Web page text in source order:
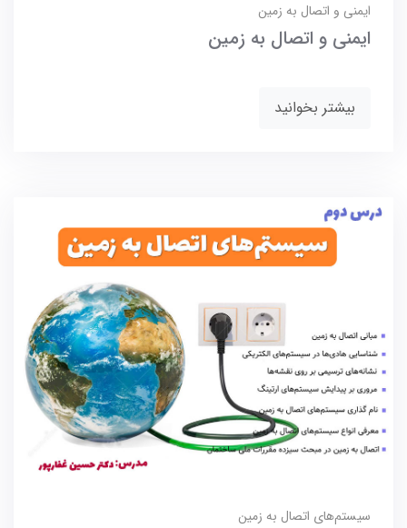
ایمنی و اتصال به زمین
ایمنی و اتصال به زمین
بیشتر بخوانید
سیستم‌های اتصال به زمین